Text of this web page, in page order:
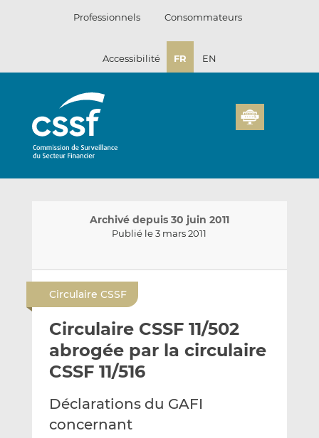
Professionnels Consommateurs
Accessibilité FR EN
Archivé depuis 30 juin 2011
Publié le 3 mars 2011
y
e
r
r
a
g
u
a
g
e
u
Circulaire CSSF
Circulaire CSSF 11/502
abrogée par la circulaire
CSSF 11/516
Déclarations du GAFI
concernant